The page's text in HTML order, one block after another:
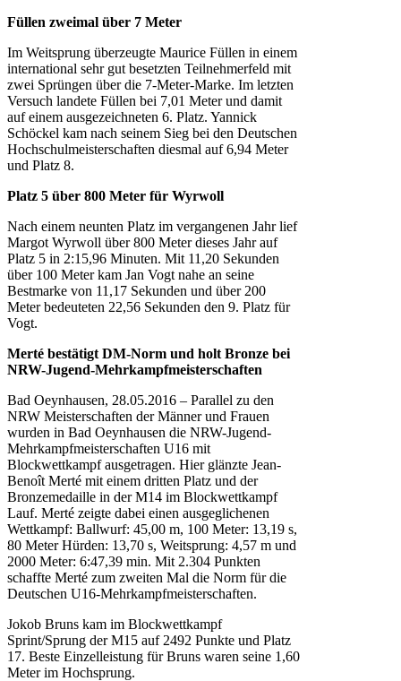
Füllen zweimal über 7 Meter
Im Weitsprung überzeugte Maurice Füllen in einem
international sehr gut besetzten Teilnehmerfeld mit
zwei Sprüngen über die 7-Meter-Marke. Im letzten
Versuch landete Füllen bei 7,01 Meter und damit
auf einem ausgezeichneten 6. Platz. Yannick
Schöckel kam nach seinem Sieg bei den Deutschen
Hochschulmeisterschaften diesmal auf 6,94 Meter
und Platz 8.
Platz 5 über 800 Meter für Wyrwoll
Nach einem neunten Platz im vergangenen Jahr lief
Margot Wyrwoll über 800 Meter dieses Jahr auf
Platz 5 in 2:15,96 Minuten. Mit 11,20 Sekunden
über 100 Meter kam Jan Vogt nahe an seine
Bestmarke von 11,17 Sekunden und über 200
Meter bedeuteten 22,56 Sekunden den 9. Platz für
Vogt.
Merté bestätigt DM-Norm und holt Bronze bei
NRW-Jugend-Mehrkampfmeisterschaften
Bad Oeynhausen, 28.05.2016 – Parallel zu den
NRW Meisterschaften der Männer und Frauen
wurden in Bad Oeynhausen die NRW-Jugend-
Mehrkampfmeisterschaften U16 mit
Blockwettkampf ausgetragen. Hier glänzte Jean-
Benoît Merté mit einem dritten Platz und der
Bronzemedaille in der M14 im Blockwettkampf
Lauf. Merté zeigte dabei einen ausgeglichenen
Wettkampf: Ballwurf: 45,00 m, 100 Meter: 13,19 s,
80 Meter Hürden: 13,70 s, Weitsprung: 4,57 m und
2000 Meter: 6:47,39 min. Mit 2.304 Punkten
schaffte Merté zum zweiten Mal die Norm für die
Deutschen U16-Mehrkampfmeisterschaften.
Jokob Bruns kam im Blockwettkampf
Sprint/Sprung der M15 auf 2492 Punkte und Platz
17. Beste Einzelleistung für Bruns waren seine 1,60
Meter im Hochsprung.